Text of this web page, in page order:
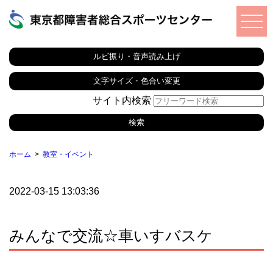
ルビ振り・音声読み上げ
文字サイズ・色合い変更
サイト内検索
ホーム 教室・イベント
2022-03-15 13:03:36
みんなで交流☆車いすバスケ